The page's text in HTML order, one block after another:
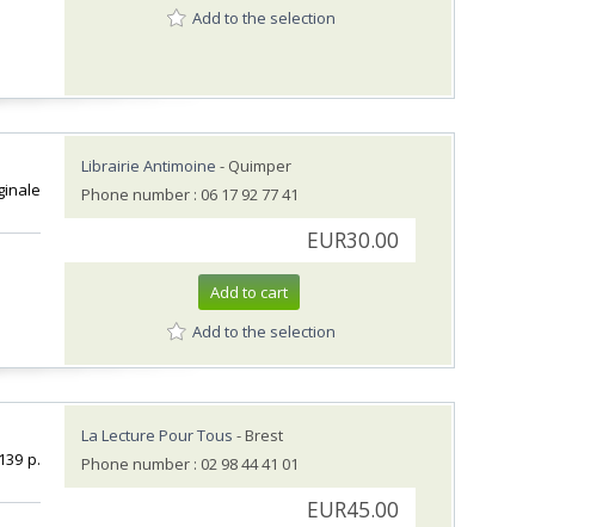
Add to the selection
Librairie Antimoine - Quimper
Phone number : 06 17 92 77 41
EUR30.00
Add to cart
Add to the selection
p.
La Lecture Pour Tous - Brest
Phone number : 02 98 44 41 01
EUR45.00